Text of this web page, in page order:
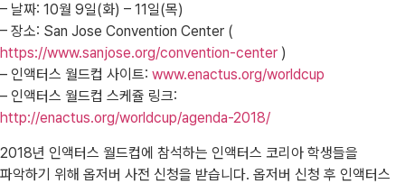
– 날짜: 10월 9일(화) – 11일(목)
– 장소: San Jose Convention Center (
https://www.sanjose.org/convention-center )
– 인액터스 월드컵 사이트: www.enactus.org/worldcup
– 인액터스 월드컵 스케쥴 링크:
http://enactus.org/worldcup/agenda-2018/
2018년 인액터스 월드컵에 참석하는 인액터스 코리아 학생들을
파악하기 위해 옵저버 사전 신청을 받습니다. 옵저버 신청 후 인액터스